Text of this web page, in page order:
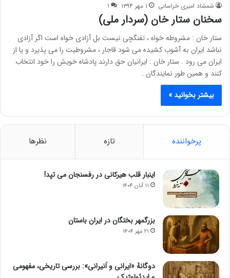
شمشاد امیری خراسانی ۱ مهر ۱۳۹۴ ۱
سخنان ستار خان (سردار ملی)
ستار خان : مشروطه خواه ، تفنگچی نیست بل آزادی خواه است اگر آزادی
نباشد ایران به آشوب کشیده می شود قاجار ، مشروطیت را می پذیرد و یا از
ایران می رود . ستار خان : ایرانیان حق دارند پادشاه خویش را خود انتخاب
کنند و همین طور نمایندگان…
بیشتر بخوانید »
پرخواننده تازه نظرها
اینبار قلب هیرکانی در رفسنجان می تپد!
۱۱ آبان ۱۴۰۴
بزرگمهر بختگان در ایران باستان
۲۱ مهر ۱۴۰۴
دوگانهٔ «ایرانی و اَنیرانی»: بررسی تاریخی، مفهومی